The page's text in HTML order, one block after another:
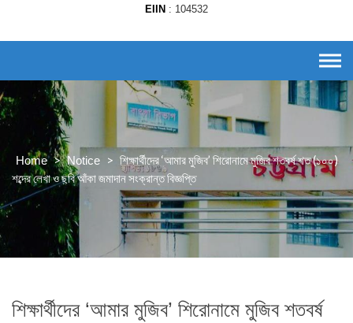
EIIN 104532
Home > Notice > শিক্ষার্থীদের ‘আমার মুজিব’ শিরোনামে মুজিব শতবর্ষ শত (১০০)
শব্দের লেখা ও ছবি আঁকা জমাদান সংক্রান্ত বিজ্ঞপ্তি
শিক্ষার্থীদের ‘আমার মুজিব’ শিরোনামে মুজিব শতবর্ষ